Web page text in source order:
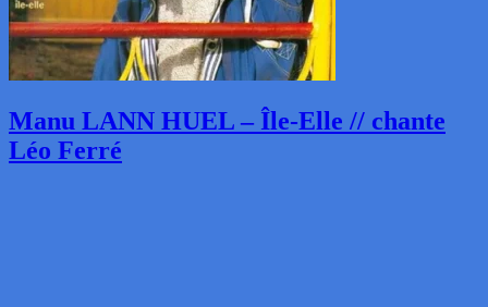
Manu LANN HUEL – Île-Elle // chante
Léo Ferré